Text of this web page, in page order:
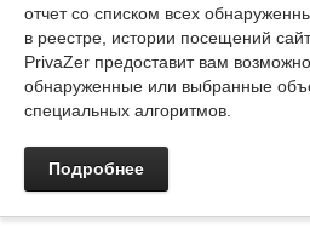
отчет со списком всех
в реестре, истории посещений
PrivaZer предоставит вам
обнаруженные или выбранные
специальных алгоритмов.
Подробнее